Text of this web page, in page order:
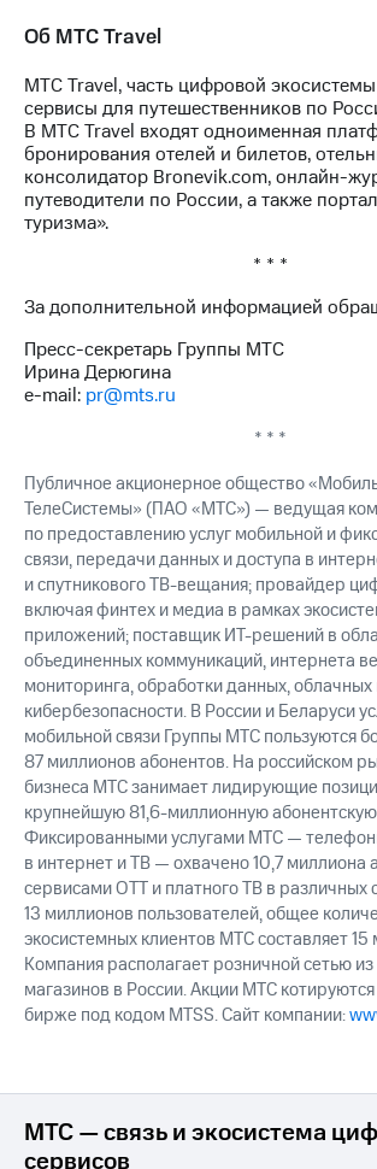
На главную
Об МТС Travel
МТС Travel, часть цифровой
сервисы для путешественников по
В МТС Travel входят одноименная
бронирования отелей и билетов,
консолидатор Bronevik.com, онлайн-
путеводители по России, а также
туризма».
* * *
За дополнительной информацией
Пресс-секретарь Группы МТС
Ирина Дерюгина
e-mail: pr@mts.ru
* * *
Публичное акционерное общество
ТелеСистемы» (ПАО «МТС») — ведущая
по предоставлению услуг мобильной и
связи, передачи данных и доступа в
и спутникового ТВ-вещания; провайдер
включая финтех и медиа в рамках
приложений; поставщик ИТ-решений в
объединенных коммуникаций, интернета
мониторинга, обработки данных,
кибербезопасности. В России и Беларуси
мобильной связи Группы МТС пользуются
87 миллионов абонентов. На российском
бизнеса МТС занимает лидирующие
крупнейшую 81,6-миллионную абонентскую
Фиксированными услугами МТС —
в интернет и ТВ — охвачено 10,7 миллиона
сервисами OTT и платного ТВ в
13 миллионов пользователей, общее
экосистемных клиентов МТС составляет
Компания располагает розничной сетью
магазинов в России. Акции МТС
бирже под кодом MTSS. Сайт компании:
МТС — связь и экосистема
сервисов